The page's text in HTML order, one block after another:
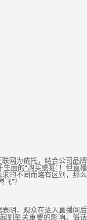
网为依托，结合公司品牌
面的“购买盛宴”！但直播
的不同而略有区别，那么
飞”？
明，观众在进入直播间后
到至关重要的影响。俗话